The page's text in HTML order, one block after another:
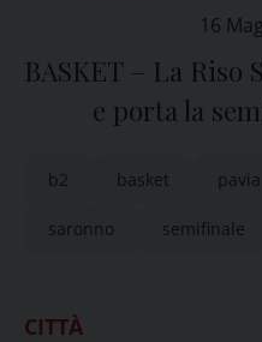
16
BASKET – La Riso
e porta la
b2 basket pavia
saronno semifinale
CITTÀ